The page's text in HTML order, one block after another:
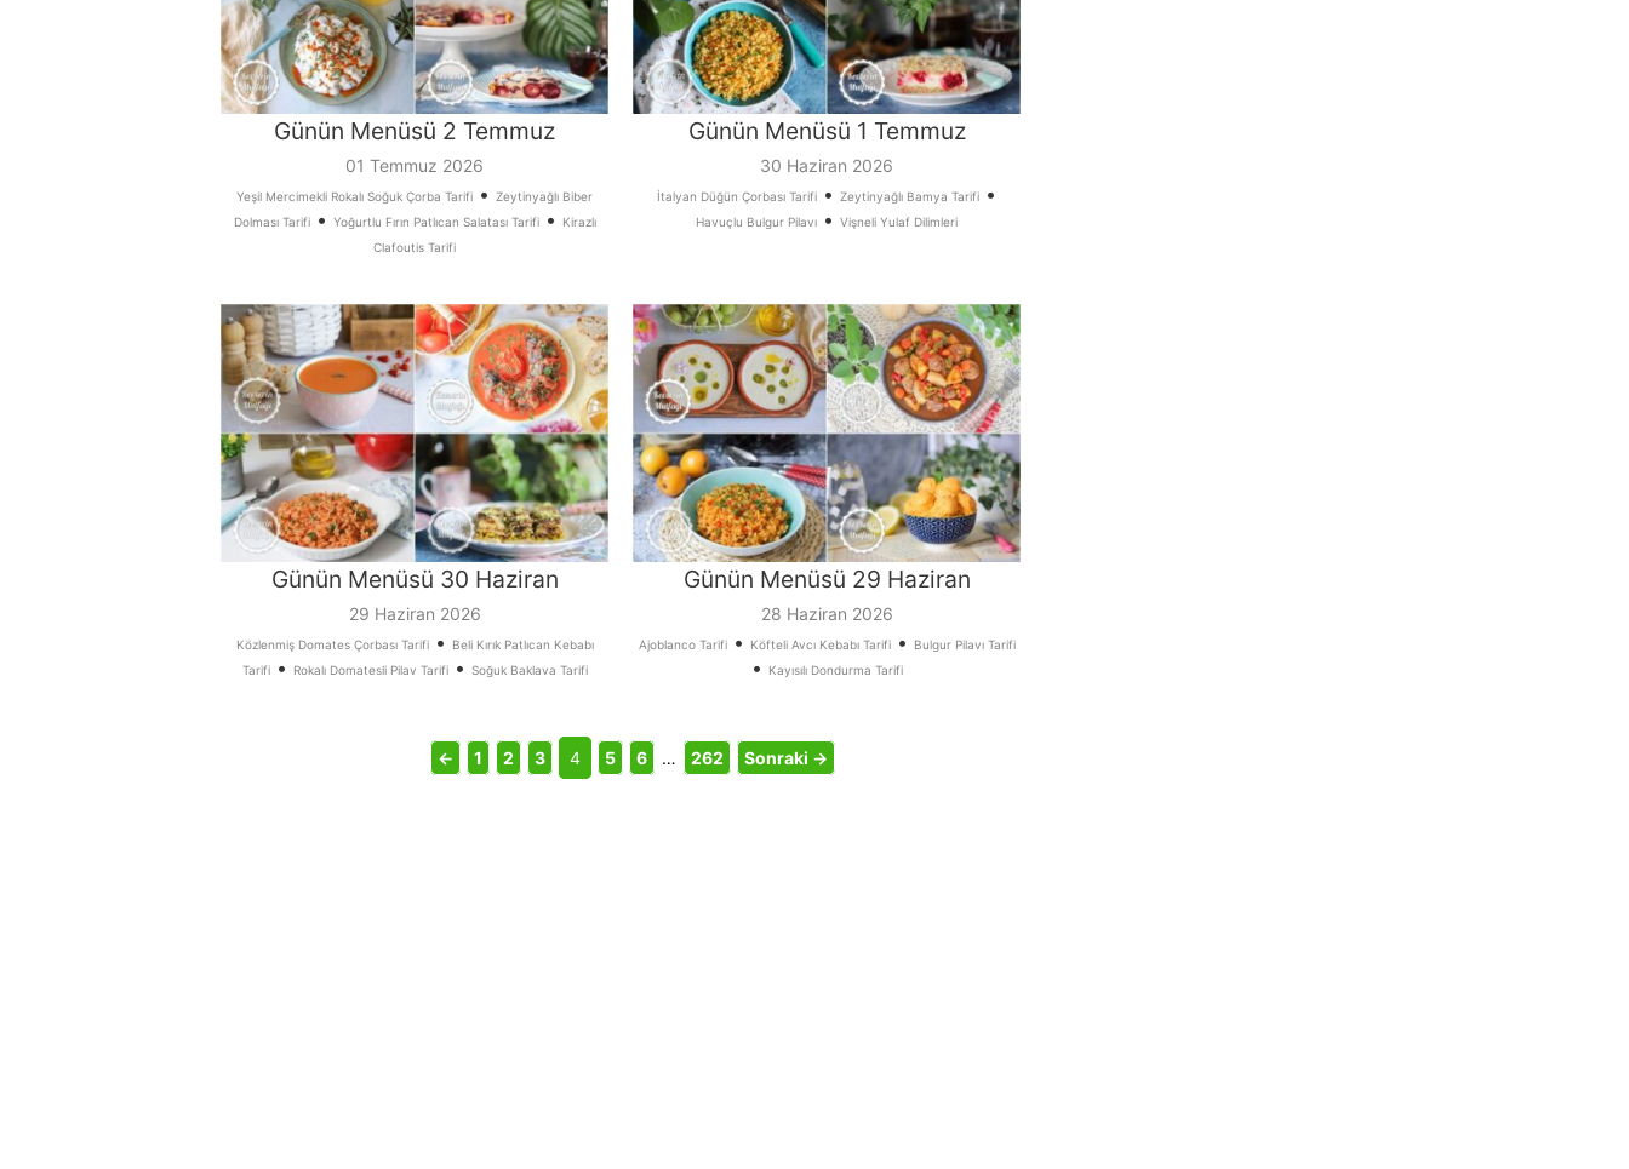
Günün Menüsü 2 Temmuz
01 Temmuz 2026
Yeşil Mercimekli Rokalı Soğuk Çorba Tarifi • Zeytinyağlı Biber
Dolması Tarifi• Yoğurtlu Fırın Patlıcan Salatası Tarifi•
Kirazlı
Clafoutis Tarifi
Günün Menüsü 1 Temmuz
30 Haziran 2026
İtalyan Düğün Çorbası Tarifi • Zeytinyağlı Bamya Tarifi •
Havuçlu Bulgur Pilavı • Vişneli Yulaf Dilimleri
Günün Menüsü 30 Haziran
29 Haziran 2026
Közlenmiş Domates Çorbası Tarifi•
Beli Kırık Patlıcan Kebabı
Tarifi• Rokalı Domatesli Pilav Tarifi• Soğuk Baklava Tarifi
Günün Menüsü 29 Haziran
28 Haziran 2026
Ajoblanco Tarifi• Köfteli Avcı Kebabı Tarifi• Bulgur Pilavı Tarifi
• Kayısılı Dondurma Tarifi
← 1 2 3 4 5 6 … 262 Sonraki →